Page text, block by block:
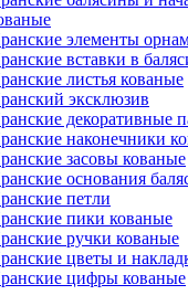
элементы
вставки в
листья кованые
эксклюзив
декоративные
наконечники
засовы кованые
основания
петли
пики кованые
ручки кованые
цветы и
цифры кованые